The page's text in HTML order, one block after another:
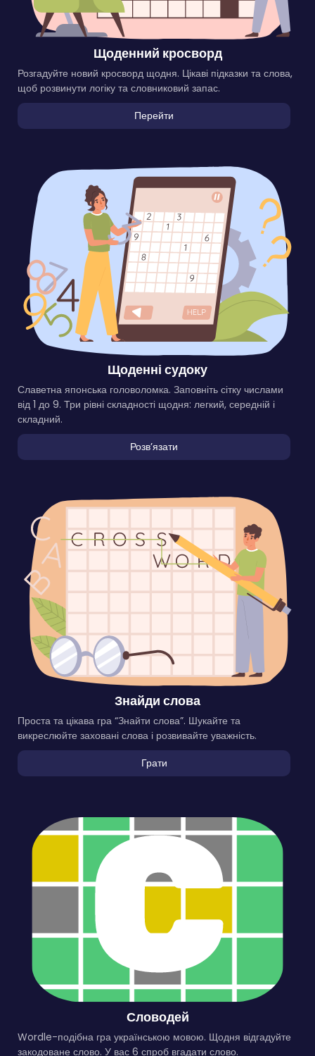
Щоденний кросворд
Розгадуйте новий кросворд щодня. Цікаві підказки та слова,
щоб розвинути логіку та словниковий запас.
Перейти
Щоденні судоку
Славетна японська головоломка. Заповніть сітку числами
від 1 до 9. Три рівні складності щодня: легкий, середній і
складний.
Розвʼязати
Знайди слова
Проста та цікава гра “Знайти слова”. Шукайте та
викреслюйте заховані слова і розвивайте уважність.
Грати
Словодей
Wordle-подібна гра українською мовою. Щодня відгадуйте
закодоване слово. У вас 6 спроб вгадати слово.